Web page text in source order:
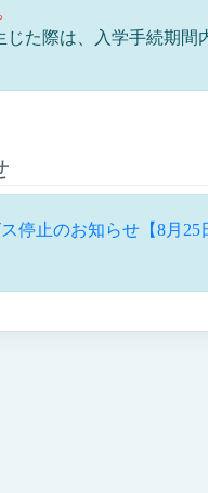
た際は、入学手続期間
停止のお知らせ【8月25